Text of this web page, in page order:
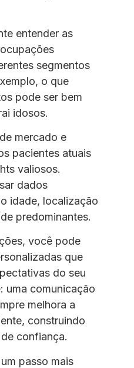
entender as
segmentos
o que
pode ser bem
idosos.
mercado e
pacientes atuais
valiosos.
dados
idade, localização
predominantes.
você pode
que
do seu
uma comunicação
melhora a
construindo
confiança.
passo mais